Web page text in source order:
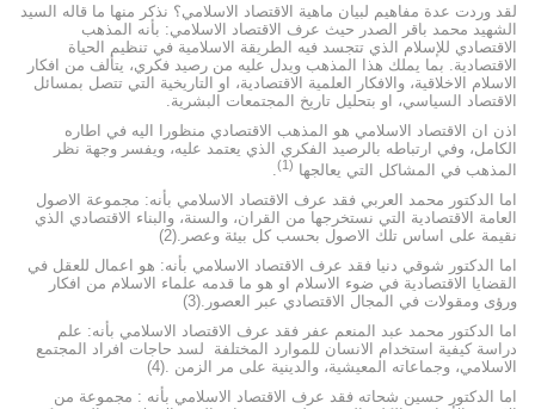
لقد وردت عدة مفاهيم لبيان ماهية الاقتصاد الاسلامي؟ نذكر منها ما قاله السيد
الشهيد محمد باقر الصدر حيث عرف الاقتصاد الاسلامي: بأنه المذهب
الاقتصادي للإسلام الذي تتجسد فيه الطريقة الاسلامية في تنظيم الحياة
الاقتصادية. بما يملك هذا المذهب ويدل عليه من رصيد فكري، يتألف من افكار
الاسلام الاخلاقية، والافكار العلمية الاقتصادية، او التاريخية التي تتصل بمسائل
الاقتصاد السياسي، او بتحليل تاريخ المجتمعات البشرية.
اذن ان الاقتصاد الاسلامي هو المذهب الاقتصادي منظورا اليه في اطاره
الكامل، وفي ارتباطه بالرصيد الفكري الذي يعتمد عليه، ويفسر وجهة نظر
المذهب في المشاكل التي يعالجها (1)
.
اما الدكتور محمد العربي فقد عرف الاقتصاد الاسلامي بأنه: مجموعة الاصول
العامة الاقتصادية التي نستخرجها من القران، والسنة، والبناء الاقتصادي الذي
نقيمة على اساس تلك الاصول بحسب كل بيئة وعصر.(2)
اما الدكتور شوقي دنيا فقد عرف الاقتصاد الاسلامي بأنه: هو اعمال للعقل في
القضايا الاقتصادية في ضوء الاسلام او هو ما قدمه علماء الاسلام من افكار
ورؤى ومقولات في المجال الاقتصادي عبر العصور.(3)
اما الدكتور محمد عبد المنعم عفر فقد عرف الاقتصاد الاسلامي بأنه: علم
دراسة كيفية استخدام الانسان للموارد المختلفة لسد حاجات افراد المجتمع
الاسلامي، وجماعاته المعيشية، والدينية على مر الزمن .(4)
اما الدكتور حسين شحاته فقد عرف الاقتصاد الاسلامي بأنه : مجموعة من